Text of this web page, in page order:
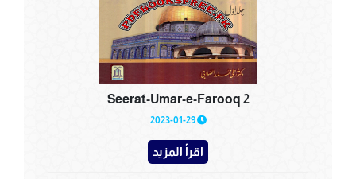
Seerat-Umar-e-Farooq 2
2023-01-29
اقرأ المزيد